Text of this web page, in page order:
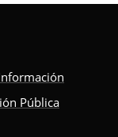
Pública